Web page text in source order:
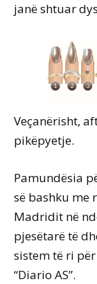
janë shtuar
Veçanërisht,
pikëpyetje.
Pamundësia
së bashku me
Madridit në
pjesëtarë të
sistem të ri
“Diario AS”.